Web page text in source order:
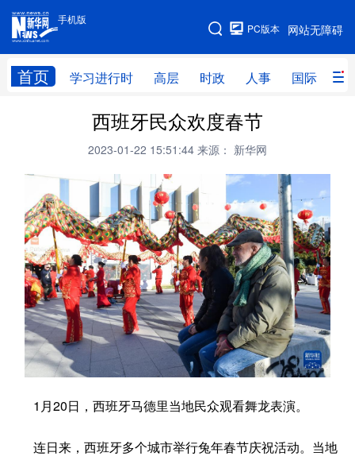
手机版
网站无障碍
PC版本
首页 学习进行时 高层 时政 人事 国际 财
手机版
网站地图
高层 时政
财经 网评
思客智库 全球连线
科技 科创 量子 体育
文化 书画 健康 军事
访谈 视频 图片 政务
法律 中央文件 金融 汽车
食品 人居 信息化 数字经济
彩票 娱乐 时尚 悦读
西班牙民众欢度春节
2023-01-22 15:51:44 来源： 新华网
1月20日，西班牙马德里当地民众观看舞龙表演。
连日来，西班牙多个城市举行兔年春节庆祝活动。当地